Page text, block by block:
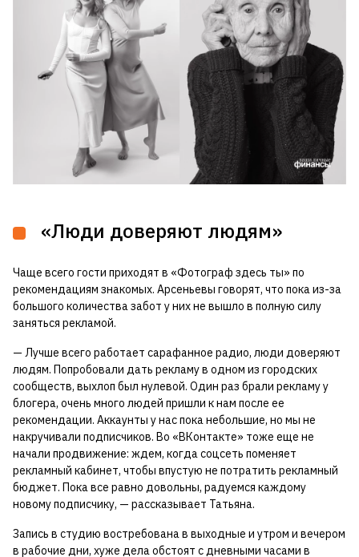
«Люди доверяют людям»
Чаще всего гости приходят в «Фотограф здесь ты» по
рекомендациям знакомых. Арсеньевы говорят, что пока из-за
большого количества забот у них не вышло в полную силу
заняться рекламой.
— Лучше всего работает сарафанное радио, люди доверяют
людям. Попробовали дать рекламу в одном из городских
сообществ, выхлоп был нулевой. Один раз брали рекламу у
блогера, очень много людей пришли к нам после ее
рекомендации. Аккаунты у нас пока небольшие, но мы не
накручивали подписчиков. Во «ВКонтакте» тоже еще не
начали продвижение: ждем, когда соцсеть поменяет
рекламный кабинет, чтобы впустую не потратить рекламный
бюджет. Пока все равно довольны, радуемся каждому
новому подписчику, — рассказывает Татьяна.
Запись в студию востребована в выходные и утром и вечером
в рабочие дни, хуже дела обстоят с дневными часами в